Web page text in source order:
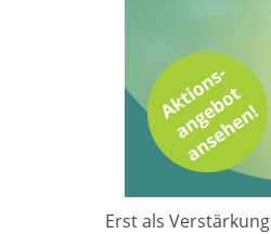
Erst als